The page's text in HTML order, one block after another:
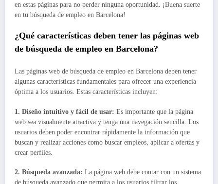
en estas páginas para no perder ninguna oportunidad. ¡Buena suerte
en tu búsqueda de empleo en Barcelona!
¿Qué características deben tener las páginas web
de búsqueda de empleo en Barcelona?
Las páginas web de búsqueda de empleo en Barcelona deben tener
algunas características fundamentales para ofrecer una experiencia
óptima a los usuarios. Estas características incluyen:
1. Diseño intuitivo y fácil de usar: Es importante que la página
web sea visualmente atractiva y tenga una navegación sencilla. Los
usuarios deben poder encontrar rápidamente la información que
buscan y realizar acciones como buscar empleos, aplicar a ofertas y
crear perfiles.
2. Búsqueda avanzada: La página web debe contar con un sistema
de búsqueda avanzado que permita a los usuarios filtrar los